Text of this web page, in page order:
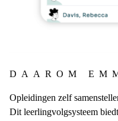
DAAROM
Opleidingen zelf
Dit leerlingvolgsysteem